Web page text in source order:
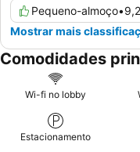
Pequeno-almoço•9,2
Mostrar mais
Comodidades
Wi-fi no lobby
Estacionamento